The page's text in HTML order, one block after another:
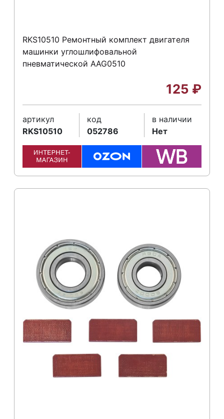
RKS10510 Ремонтный комплект двигателя
машинки углошлифовальной
пневматической AAG0510
125 ₽
артикул
RKS10510
код
052786
в наличии
Нет